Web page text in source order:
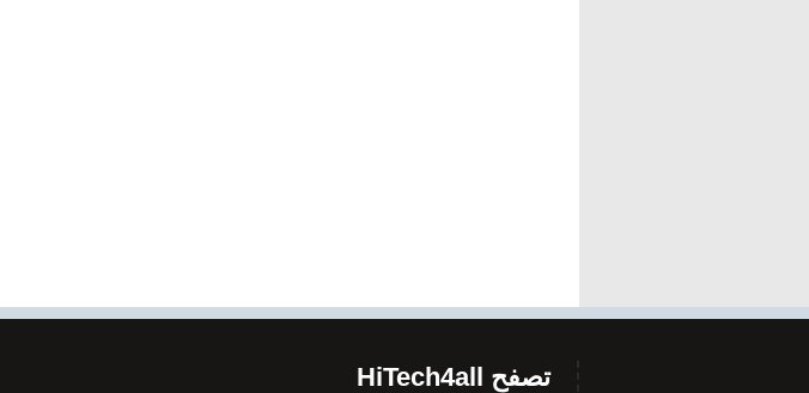
تصفح HiTech4all